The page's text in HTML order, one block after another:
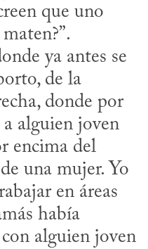
que uno
de la
donde por
alguien joven
encima del
una mujer. Yo
en áreas
había
alguien joven